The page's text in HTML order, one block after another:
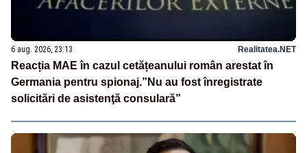
6 aug. 2026, 23:13 Realitatea.NET
Reacția MAE în cazul cetățeanului român arestat în
Germania pentru spionaj.”Nu au fost înregistrate
solicitări de asistenţă consulară”